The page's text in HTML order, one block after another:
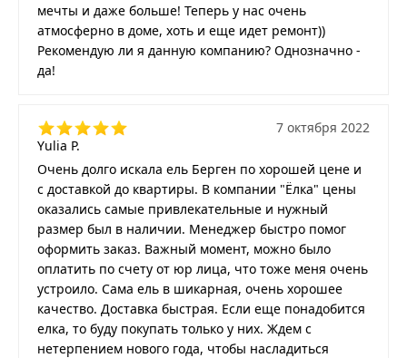
мечты и даже больше! Теперь у нас очень
атмосферно в доме, хоть и еще идет ремонт))
Рекомендую ли я данную компанию? Однозначно -
да!
Yulia P.
7 октября 2022
Очень долго искала ель Берген по хорошей цене и
с доставкой до квартиры. В компании "Ёлка" цены
оказались самые привлекательные и нужный
размер был в наличии. Менеджер быстро помог
оформить заказ. Важный момент, можно было
оплатить по счету от юр лица, что тоже меня очень
устроило. Сама ель в шикарная, очень хорошее
качество. Доставка быстрая. Если еще понадобится
елка, то буду покупать только у них. Ждем с
нетерпением нового года, чтобы насладиться